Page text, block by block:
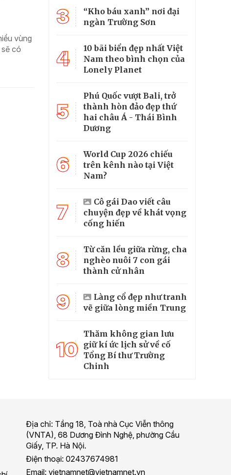
vùng
có
3
“Kho báu xanh” nơi đại
ngàn Trường Sơn
4
10 bãi biển đẹp nhất Việt
Nam theo bình chọn của
Lonely Planet
5
Phú Quốc vượt Bali, trở
thành hòn đảo đẹp thứ
hai châu Á - Thái Bình
Dương
6
World Cup 2026 chiếu
trên kênh nào tại Việt
Nam?
7
Cô gái Dao viết câu
chuyện đẹp về khát vọng
cống hiến
8
Từ căn lều giữa rừng, cha
nghèo nuôi 7 con gái
thành cử nhân
9
Làng cổ đẹp như tranh
vẽ giữa lòng miền Trung
10
Thăm không gian lưu
giữ kí ức lịch sử về cố
Tổng Bí thư Trường
Chinh
Địa chỉ: Tầng 18, Toà nhà Cục Viễn thông
(VNTA), 68 Dương Đình Nghệ, phường Cầu
Giấy, TP. Hà Nội.
Điện thoại: 02437674981
Email: vietnamnet@vietnamnet.vn